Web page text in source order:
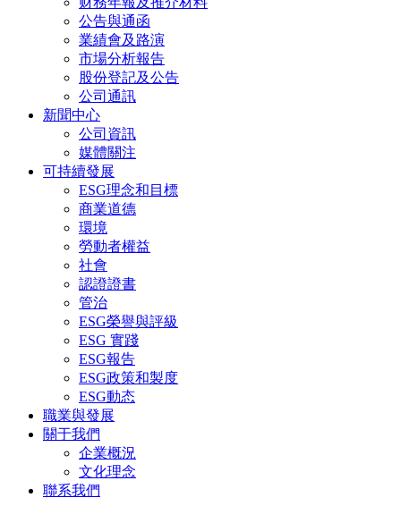
公告與通函
業績會及路演
市場分析報告
股份登記及公告
公司通訊
新聞中心
公司資訊
媒體關注
可持續發展
ESG理念和目標
商業道德
環境
勞動者權益
社會
認證證書
管治
ESG榮譽與評級
ESG 實踐
ESG報告
ESG政策和製度
ESG動态
職業與發展
關于我們
企業概況
文化理念
聯系我們